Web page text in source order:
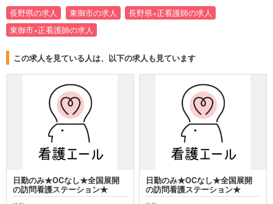
長野県の求人 東御市の求人
長野県×正看護師の求人
東御市×正看護師の求人
この求人を見ている人は、以下の求人も見ています
日勤のみ★OCなし★全国展開
の訪問看護ステーション★
日勤のみ★OCなし★全国展開
の訪問看護ステーション★